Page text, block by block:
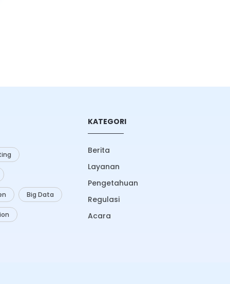
Big Data
KATEGORI
Berita
Layanan
Pengetahuan
Regulasi
Acara